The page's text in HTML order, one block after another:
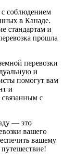
соблюдением
в Канаде.
стандартам и
прошла
перевозки
и
помогут вам
и
с
— это
вашего
вашему